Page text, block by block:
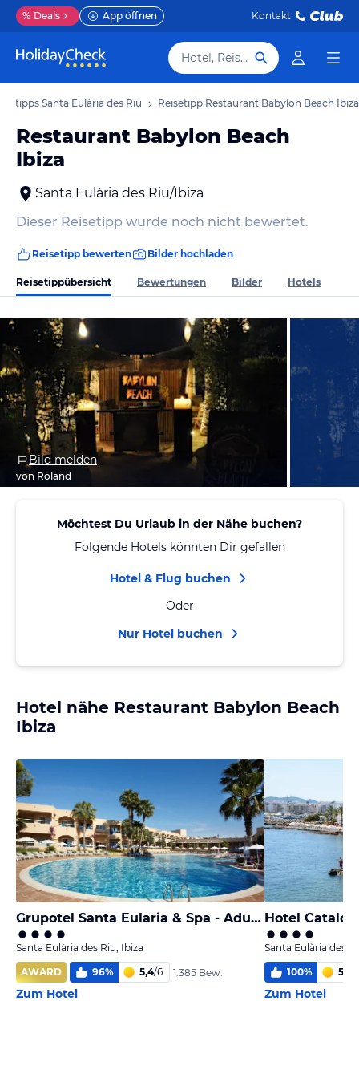
% Deals App öffnen Kontakt
Hotel, Reiseziel
Santa Eulària des Riu Reisetipp Restaurant Babylon Beach Ibiza
Restaurant Babylon Beach
Ibiza
Santa Eulària des Riu/Ibiza
Dieser Reisetipp wurde noch nicht bewertet.
Reisetipp bewerten Bilder hochladen
Reisetippübersicht Bewertungen Bilder Hotels
Bild melden
von Roland
Möchtest Du Urlaub in der Nähe buchen?
Folgende Hotels könnten Dir gefallen
Hotel & Flug buchen
Oder
Nur Hotel buchen
Hotel nähe Restaurant Babylon Beach
Ibiza
Grupotel Santa Eularia & Spa - Adults only
Santa Eulària des Riu, Ibiza
AWARD
96% 5,4/6 1.385 Bew.
Zum Hotel
Hotel
Santa Eulària des
100% 5,4
Zum Hotel